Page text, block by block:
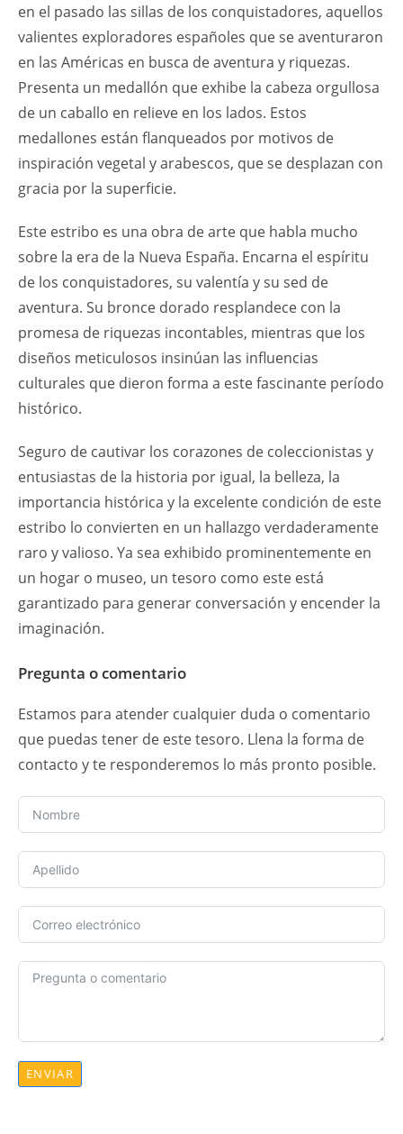
en el pasado las sillas de los conquistadores, aquellos
valientes exploradores españoles que se aventuraron
en las Américas en busca de aventura y riquezas.
Presenta un medallón que exhibe la cabeza orgullosa
de un caballo en relieve en los lados. Estos
medallones están flanqueados por motivos de
inspiración vegetal y arabescos, que se desplazan con
gracia por la superficie.
Este estribo es una obra de arte que habla mucho
sobre la era de la Nueva España. Encarna el espíritu
de los conquistadores, su valentía y su sed de
aventura. Su bronce dorado resplandece con la
promesa de riquezas incontables, mientras que los
diseños meticulosos insinúan las influencias
culturales que dieron forma a este fascinante período
histórico.
Seguro de cautivar los corazones de coleccionistas y
entusiastas de la historia por igual, la belleza, la
importancia histórica y la excelente condición de este
estribo lo convierten en un hallazgo verdaderamente
raro y valioso. Ya sea exhibido prominentemente en
un hogar o museo, un tesoro como este está
garantizado para generar conversación y encender la
imaginación.
Pregunta o comentario
Estamos para atender cualquier duda o comentario
que puedas tener de este tesoro. Llena la forma de
contacto y te responderemos lo más pronto posible.
ENVIAR